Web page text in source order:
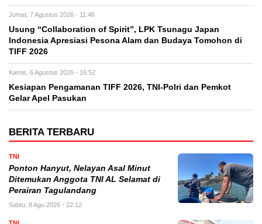
Jumat, 7 Agustus 2026 - 11:46
Usung “Collaboration of Spirit”, LPK Tsunagu Japan
Indonesia Apresiasi Pesona Alam dan Budaya Tomohon di
TIFF 2026
Kamis, 6 Agustus 2026 - 16:52
Kesiapan Pengamanan TIFF 2026, TNI-Polri dan Pemkot
Gelar Apel Pasukan
BERITA TERBARU
TNI
Ponton Hanyut, Nelayan Asal Minut
Ditemukan Anggota TNI AL Selamat di
Perairan Tagulandang
Sabtu, 8 Agu 2026 - 22:12